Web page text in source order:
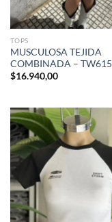
TOPS
MUSCULOSA TEJIDA
COMBINADA – TW615
$16.940,00